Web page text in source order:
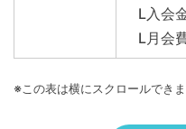
L入会
L月会
※この表は横にスクロールできま